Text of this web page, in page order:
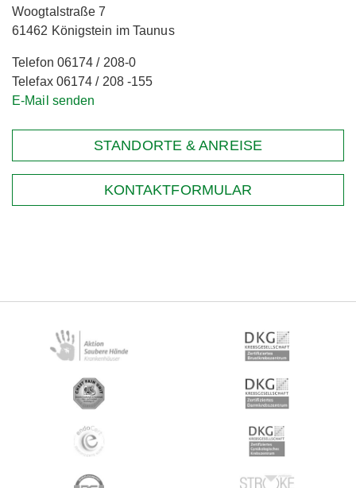
Woogtalstraße 7
61462 Königstein im Taunus
Telefon 06174 / 208-0
Telefax 06174 / 208 -155
E-Mail senden
STANDORTE & ANREISE
KONTAKTFORMULAR